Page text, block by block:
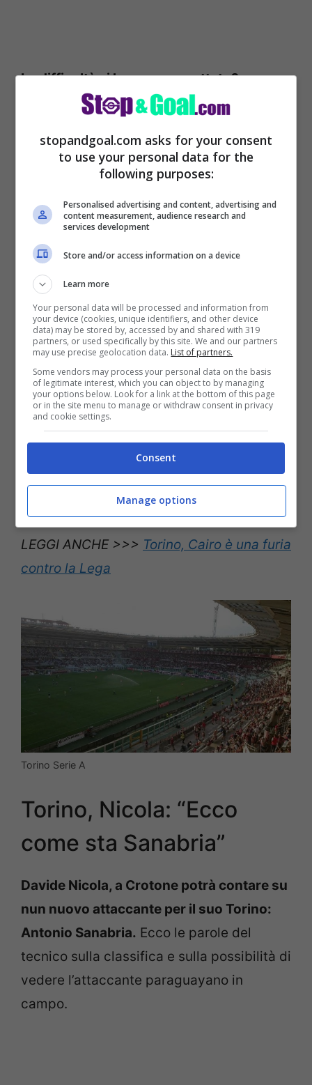
Le difficoltà vi hanno compattato?
Dobbiamo riprendere ciò che aveva fatto
Domani a Crotone sarà solo un’altra tappa
del percorso. Sono sicuro che chi scenderà
compagni fuori per Covid-19. Vogliamo
rappresentare al meglio tutti
Cosa ha chiesto ai ragazzi?
di liberarsi dai pensieri. Non dobbiamo
avere coinvolgimento mentale negativo.
Abbiamo fatto tutto ciò che potevamo fare
per tenerci in forma, lo staff medico si è
impegnato in maniera incredibile per
capire se possiamo portare tre ragazzi che
si sono negativizzati. Mi aspetto una
battaglia sportiva, so che tipo di squadra
affronteremo. Abbiamo voglia di vincere
LEGGI ANCHE >>> Torino, Cairo è una furia
contro la Lega
Torino Serie A
Torino, Nicola: “Ecco
come sta Sanabria”
Davide Nicola, a Crotone potrà contare su
nun nuovo attaccante per il suo Torino:
Antonio Sanabria. Ecco le parole del
tecnico sulla classifica e sulla possibilità di
vedere l’attaccante paraguayano in
campo.
stopandgoal.com asks for your consent
to use your personal data for the
following purposes:
Personalised advertising and content, advertising and
content measurement, audience research and
services development
Store and/or access information on a device
Learn more
Your personal data will be processed and information from
your device (cookies, unique identifiers, and other device
data) may be stored by, accessed by and shared with 319
partners, or used specifically by this site. We and our partners
may use precise geolocation data. List of partners.
Some vendors may process your personal data on the basis
of legitimate interest, which you can object to by managing
your options below. Look for a link at the bottom of this page
or in the site menu to manage or withdraw consent in privacy
and cookie settings.
Consent
Manage options